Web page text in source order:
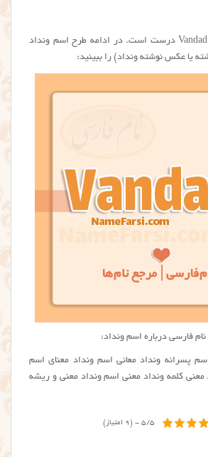
تلفظ ونداد به صورت Vandad درست است. در ادامه طرح اسم ونداد
یا عکس نوشته ونداد) را ببینید:
فارسی درباره اسم ونداد:
پسرانه ونداد معانی اسم ونداد معنای اسم
معنی کلمه ونداد معنی اسم ونداد معنی و ریشه
5/5 - (9 امتیاز)